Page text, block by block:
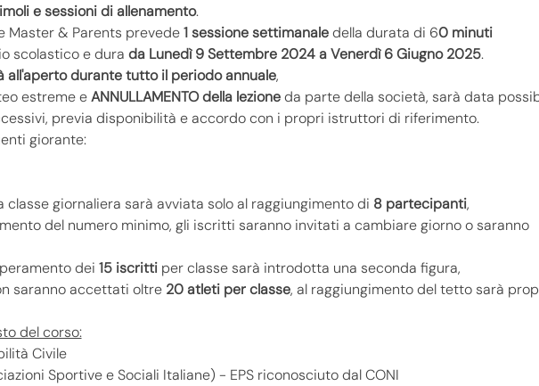
e sessioni di allenamento.
& Parents prevede 1 sessione settimanale della durata di 60 minuti
scolastico e dura da Lunedì 9 Settembre 2024 a Venerdì 6 Giugno 2025.
all'aperto durante tutto il periodo annuale,
estreme e ANNULLAMENTO della lezione da parte della società, sarà data
previa disponibilità e accordo con i propri istruttori di riferimento.
giorante:
classe giornaliera sarà avviata solo al raggiungimento di 8 partecipanti,
del numero minimo, gli iscritti saranno invitati a cambiare giorno o saranno
dei 15 iscritti per classe sarà introdotta una seconda figura,
saranno accettati oltre 20 atleti per classe, al raggiungimento del tetto sarà
del corso:
Civile
Sportive e Sociali Italiane) - EPS riconosciuto dal CONI